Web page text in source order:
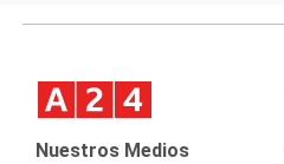
Nuestros Medios